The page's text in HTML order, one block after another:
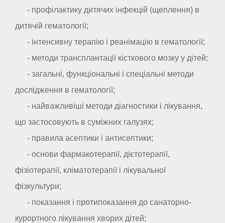
- профілактику дитячих інфекцій (щеплення) в
дитячій гематології;
- інтенсивну терапію і реанімацію в гематології;
- методи трансплантації кісткового мозку у дітей;
- загальні, функціональні і спеціальні методи
дослідження в гематології;
- найважливіші методи діагностики і лікування,
що застосовують в суміжних галузях;
- правила асептики і антисептики;
- основи фармакотерапії, дієтотерапії,
фізіотерапії, кліматотерапії і лікувальної
фізкультури;
- показання і протипоказання до санаторно-
курортного лікування хворих дітей;